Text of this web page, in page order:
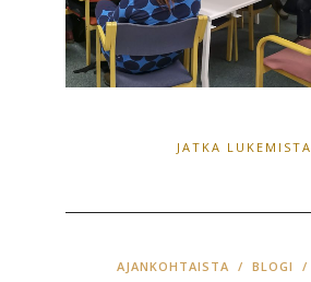
JATKA LUKEMISTA
AJANKOHTAISTA / BLOGI /